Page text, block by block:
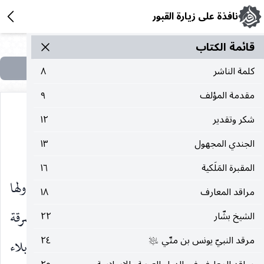
نافذة على زيارة القبور
قائمة الکتاب
كلمة الناشر
٨
مقدمة المؤلف
٩
شكر وتقدير
١٢
الجندي المجهول
١٣
المقبرة المَلَكية
١٦
مراقد المعارف
١٨
الشيخ بشّار
٢٢
مرقد النبيّ يونس بن متّي عليه‌السلام
٢٤
مسألة الذّهب تطرّق إليها الأوّلون ، كما تناولها
المتأخرون ، في باب الهدايا الموجودة في الكعبة المشرقة
وفي المراقد المقدسة في النجف الأشرف ، وكربلاء